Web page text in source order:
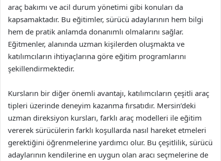
araç bakımı ve acil durum yönetimi gibi konuları da
kapsamaktadır. Bu eğitimler, sürücü adaylarının hem bilgi
hem de pratik anlamda donanımlı olmalarını sağlar.
Eğitmenler, alanında uzman kişilerden oluşmakta ve
katılımcıların ihtiyaçlarına göre eğitim programlarını
şekillendirmektedir.
Kursların bir diğer önemli avantajı, katılımcıların çeşitli araç
tipleri üzerinde deneyim kazanma fırsatıdır. Mersin’deki
uzman direksiyon kursları, farklı araç modelleri ile eğitim
vererek sürücülerin farklı koşullarda nasıl hareket etmeleri
gerektiğini öğrenmelerine yardımcı olur. Bu çeşitlilik, sürücü
adaylarının kendilerine en uygun olan aracı seçmelerine de